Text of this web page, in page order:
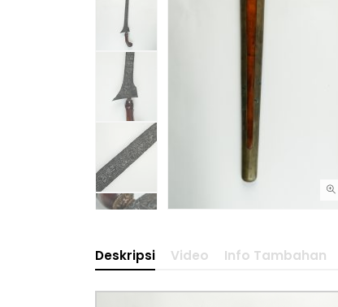
Deskripsi Video Info Tambahan